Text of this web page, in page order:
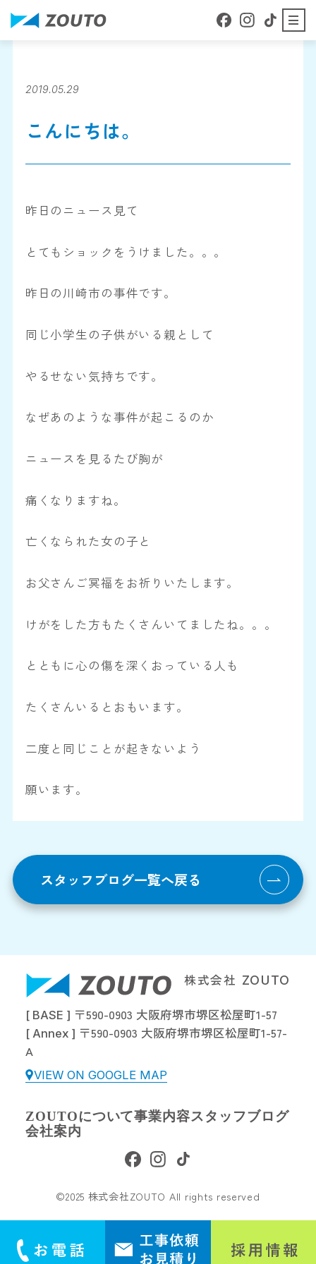
ZOUTOについて
スタッフブログ
2019.05.29
こんにちは。
昨日のニュース見て
とてもショックをうけました。。。
昨日の川崎市の事件です。
同じ小学生の子供がいる親として
やるせない気持ちです。
なぜあのような事件が起こるのか
ニュースを見るたび胸が
痛くなりますね。
亡くなられた女の子と
お父さんご冥福をお祈りいたします。
けがをした方もたくさんいてましたね。。。
とともに心の傷を深くおっている人も
たくさんいるとおもいます。
二度と同じことが起きないよう
願います。
スタッフブログ一覧へ戻る
株式会社 ZOUTO
[ BASE ] 〒590-0903 大阪府堺市堺区松屋町1-57
[ Annex ] 〒590-0903 大阪府堺市堺区松屋町1-57-
A
VIEW ON GOOGLE MAP
ZOUTOについて事業内容スタッフブログ
会社案内
©2025 株式会社ZOUTO All rights reserved